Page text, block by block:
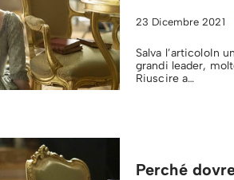
23 Dicembre 2021
Salva l’articoloIn
grandi leader,
Riuscire a…
Perché